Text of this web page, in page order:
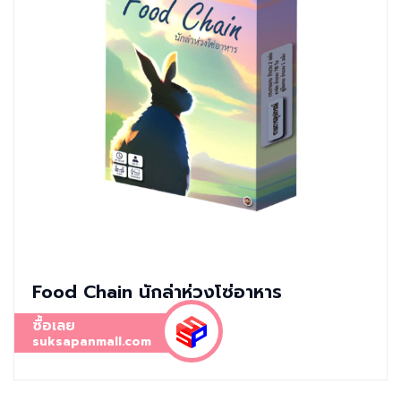
Food Chain นักล่าห่วงโซ่อาหาร
ซื้อเลย
suksapanmall.com